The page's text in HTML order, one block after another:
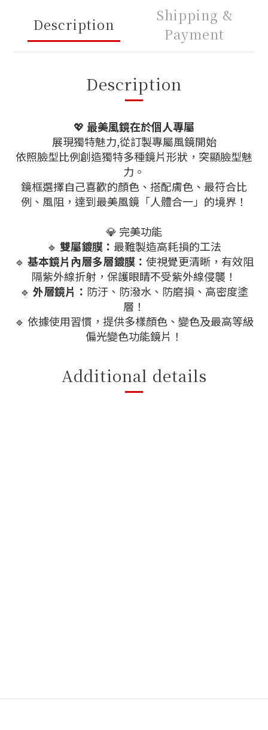
Description
Shipping &
Payment
Description
💖 最美風鏡在於個人專屬
展現獨特魅力,從訂製專屬風鏡開始
依照臉型比例創造獨特多種鏡片形狀，突顯臉型魅
力。
鏡框選擇自己喜歡的顏色、搭配膚色、最符合比
例、風阻，達到最美風鏡「人體合一」的境界！
💎 完美功能
🔹 雙屬鍍膜： 最難製造高耗損的工法
🔹 基本鏡片內層多層鍍膜： 使視覺更清晰，有效阻
隔紫外線折射，保護眼睛不受紫外線侵襲！
🔹 外層鏡片： 防汙、防潑水、防磨損、高密度塗
層！
🔹 依據使用習慣，提供多樣顏色、變色及最高等級
偏光變色功能鏡片！
Additional details